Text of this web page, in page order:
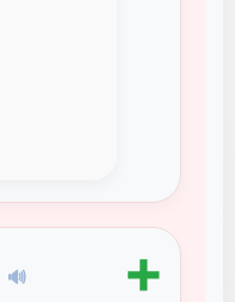
🔊 ➕